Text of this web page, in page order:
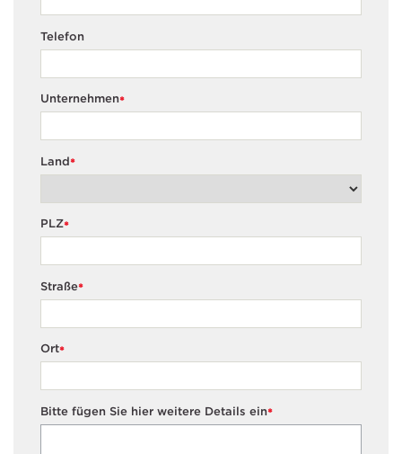
Telefon
*
Unternehmen
*
Land
*
PLZ
*
Straße
*
Ort
*
Bitte fügen Sie hier weitere Details ein